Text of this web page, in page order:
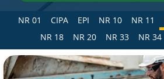
NR 01 CIPA EPI NR 10 NR 11
NR 18
NR 20 NR 33 NR 34